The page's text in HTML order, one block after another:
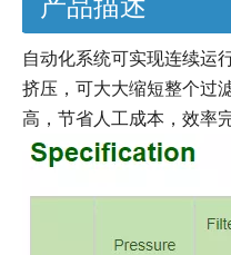
自动化系统可实现连续运
挤压，可大大缩短整个过
高，节省人工成本，效率